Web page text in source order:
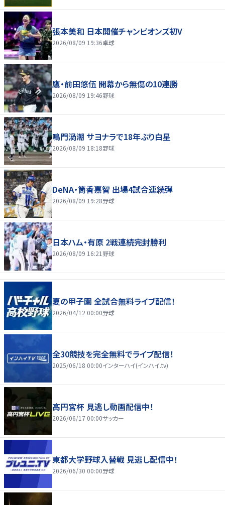
張本美和 日本開催チャンピオンズ初V
2026/08/09 19:36卓球
鷹・前田悠伍 開幕から無傷の10連勝
2026/08/09 19:46野球
鳴門渦潮 サヨナラで18年ぶり白星
2026/08/09 18:18野球
DeNA・筒香嘉智 出場4試合連続弾
2026/08/09 19:28野球
日本ハム・有原 2戦連続完封勝利
2026/08/09 16:21 野球
夏の甲子園 全試合無料ライブ配信！
2026/04/12 00:00野球
全30競技を完全無料でライブ配信！
2025/06/18 00:00インターハイ(インハイ.tv)
高円宮杯 見逃し動画配信中！
2026/06/17 00:00サッカー
東都大学野球入替戦 見逃し配信中！
2026/06/30 00:00野球